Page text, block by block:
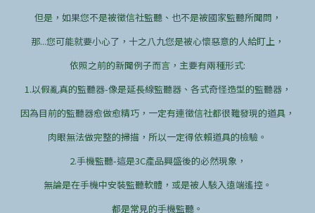
但是，如果您不是被徵信社監聽、也不是被國家監聽所聞問，
那...您可能就要小心了，十之八九您是被心懷惡意的人給盯上，
依照之前的新聞例子而言，主要有兩種形式:
1.以假亂真的監聽器-像是延長線監聽器、各式奇怪造型的監聽器，
因為目前的監聽器愈做愈精巧，一定有連徵信社都很難發現的道具，
肉眼無法做完整的掃描，所以一定得依賴道具的檢驗。
2.手機監聽-這是3C產品興盛後的必然現象，
無論是在手機中安裝監聽軟體，或是被人駭入遠端遙控。
都是常見的手機監聽。